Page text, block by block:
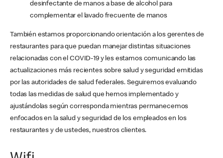
desinfectante de manos a base de alcohol para
complementar el lavado frecuente de manos
También estamos proporcionando orientación a los gerentes de
restaurantes para que puedan manejar distintas situaciones
relacionadas con el COVID-19 y les estamos comunicando las
actualizaciones más recientes sobre salud y seguridad emitidas
por las autoridades de salud federales. Seguiremos evaluando
todas las medidas de salud que hemos implementado y
ajustándolas según corresponda mientras permanecemos
enfocados en la salud y seguridad de los empleados en los
restaurantes y de ustedes, nuestros clientes.